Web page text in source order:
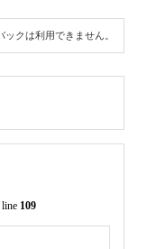
ックは利用できません。
109